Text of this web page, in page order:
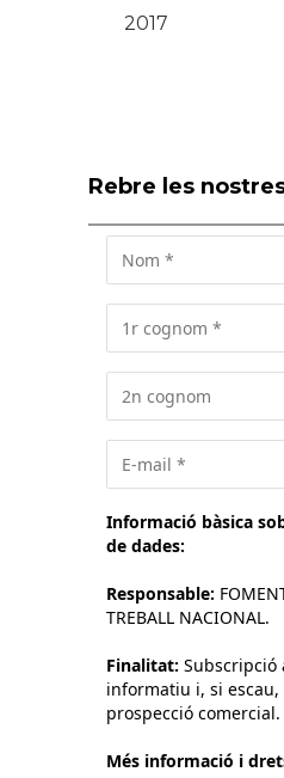
2017
Rebre les
Informació bàsica
de dades:
Responsable:
TREBALL NACIONAL.
Finalitat:
informatiu i, si escau,
prospecció comercial.
Més informació i